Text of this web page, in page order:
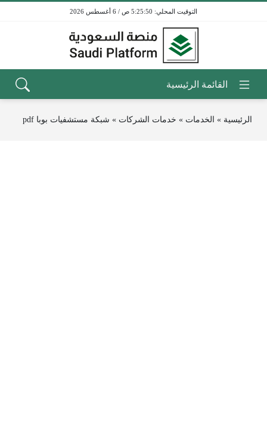
5:25:50 ص / 6 أغسطس 2026
الرئيسية » الخدمات » خدمات الشركات » شبكة مستشفيات بوبا pdf